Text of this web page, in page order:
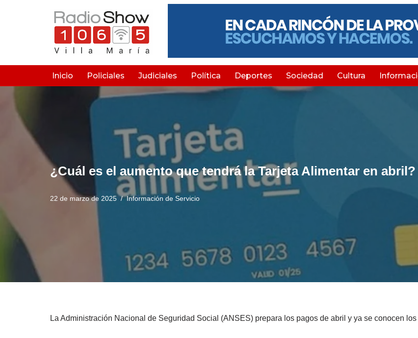
Inicio Policiales Judiciales Política Deportes Sociedad Cultura
¿Cuál es el aumento que tendrá la Tarjeta Alimentar en abril?
22 de marzo de 2025 Información de Servicio
La Administración Nacional de Seguridad Social (ANSES) prepara los pagos de abril y ya se conocen